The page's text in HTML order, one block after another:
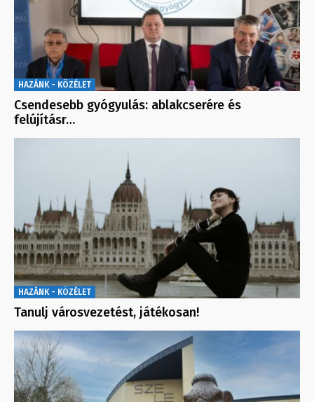
HAZÁNK - KÖZÉLET
Csendesebb gyógyulás: ablakcserére és
felújításr…
HAZÁNK - KÖZÉLET
Tanulj városvezetést, játékosan!